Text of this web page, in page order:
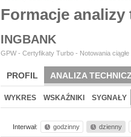
Formacje analizy
INGBANK
GPW - Certyfikaty Turbo - Notowania ciągłe
PROFIL ANALIZA
WYKRES WSKAŹNIKI SYGNAŁY
Interwał: godzinny dzienny